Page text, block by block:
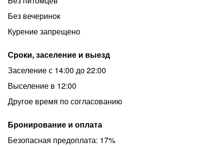
Без вечеринок
Курение запрещено
Сроки, заселение и выезд
Заселение с 14:00 до 22:00
Выселение в 12:00
Другое время по согласованию
Бронирование и оплата
Безопасная предоплата: 17%